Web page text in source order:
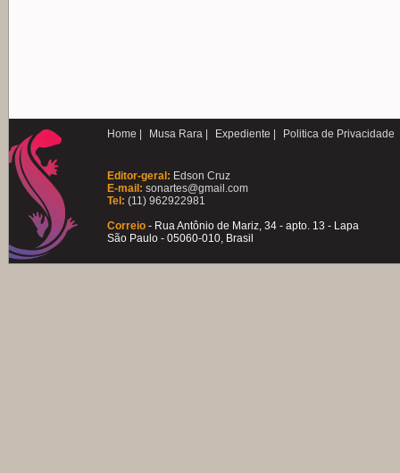
Home | Musa Rara | Expediente | Politica de Privacidade
Editor-geral: Edson Cruz
E-mail: sonartes@gmail.com
Tel: (11) 962922981
Correio - Rua Antônio de Mariz, 34 - apto. 13 - Lapa
São Paulo - 05060-010, Brasil